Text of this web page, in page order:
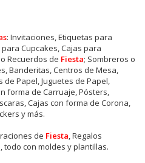
: Invitaciones, Etiquetas para
Cupcakes, Cajas para
Recuerdos de Fiesta; Sombreros o
Banderitas, Centros de Mesa,
de Papel, Juguetes de Papel,
forma de Carruaje, Pósters,
Cajas con forma de Corona,
y más.
de Fiesta, Regalos
todo con moldes y plantillas.